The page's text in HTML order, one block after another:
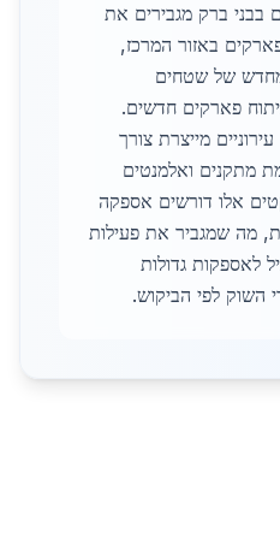
בבני ברק מגבירים את
באזור המרכז,
של שטחים
פארקים חדשים.
מייצרת צורך
מתקנים ואלמנטים
אלו דורשים אספקה
מה שמגביר את פעילות
לאספקות גדולות
השוק לפי הביקוש.